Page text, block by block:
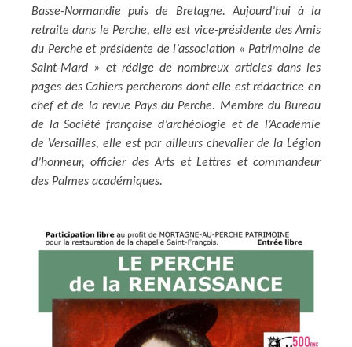
Basse-Normandie puis de Bretagne. Aujourd’hui à la
retraite dans le Perche, elle est vice-présidente des Amis
du Perche et présidente de l’association « Patrimoine de
Saint-Mard » et rédige de nombreux articles dans les
pages des Cahiers percherons dont elle est rédactrice en
chef et de la revue Pays du Perche. Membre du Bureau
de la Société française d’archéologie et de l’Académie
de Versailles, elle est par ailleurs chevalier de la Légion
d’honneur, officier des Arts et Lettres et commandeur
des Palmes académiques.